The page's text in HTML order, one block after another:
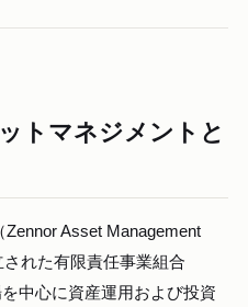
トマネジメントと
Asset Management
れた有限責任事業組合
中心に資産運用および投資